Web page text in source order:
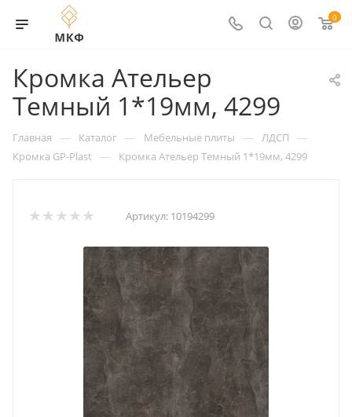
0
Кромка Ательер
Темный 1*19мм, 4299
Главная — Каталог — Мебельные плиты — ЛДСП —
Кромка GP-Plast — Кромка Ательер Темный 1*19мм, 4299
Артикул: 10194299